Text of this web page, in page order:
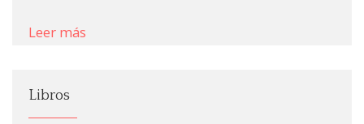
Leer más
Libros